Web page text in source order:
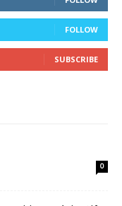
FOLLOW
SUBSCRIBE
0